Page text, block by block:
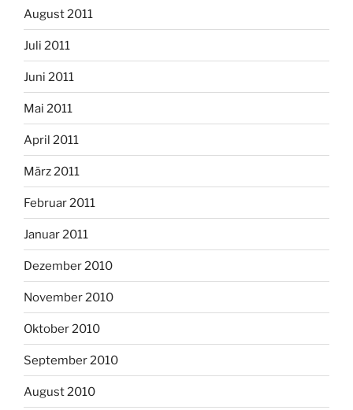
August 2011
Juli 2011
Juni 2011
Mai 2011
April 2011
März 2011
Februar 2011
Januar 2011
Dezember 2010
November 2010
Oktober 2010
September 2010
August 2010